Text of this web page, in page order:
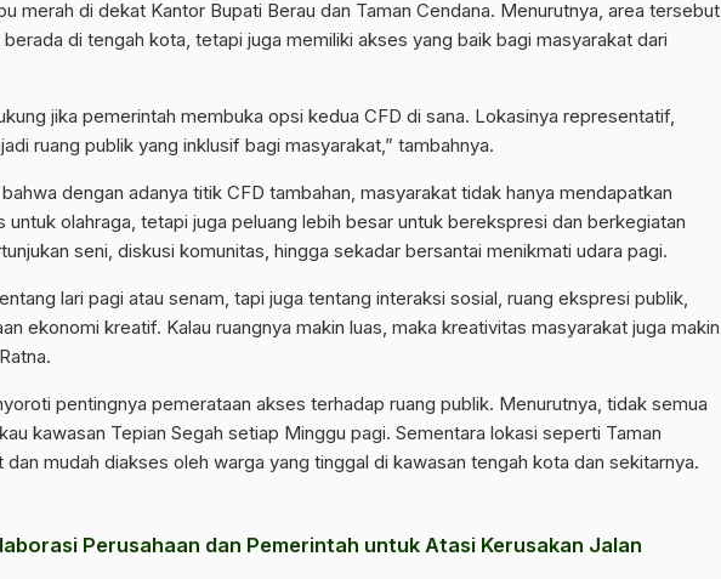
merah di dekat Kantor Bupati Berau dan Taman Cendana. Menurutnya, area tersebut
berada di tengah kota, tetapi juga memiliki akses yang baik bagi masyarakat dari
jika pemerintah membuka opsi kedua CFD di sana. Lokasinya representatif,
ruang publik yang inklusif bagi masyarakat,” tambahnya.
dengan adanya titik CFD tambahan, masyarakat tidak hanya mendapatkan
untuk olahraga, tetapi juga peluang lebih besar untuk berekspresi dan berkegiatan
seni, diskusi komunitas, hingga sekadar bersantai menikmati udara pagi.
lari pagi atau senam, tapi juga tentang interaksi sosial, ruang ekspresi publik,
ekonomi kreatif. Kalau ruangnya makin luas, maka kreativitas masyarakat juga makin
pentingnya pemerataan akses terhadap ruang publik. Menurutnya, tidak semua
kawasan Tepian Segah setiap Minggu pagi. Sementara lokasi seperti Taman
dan mudah diakses oleh warga yang tinggal di kawasan tengah kota dan sekitarnya.
Perusahaan dan Pemerintah untuk Atasi Kerusakan Jalan